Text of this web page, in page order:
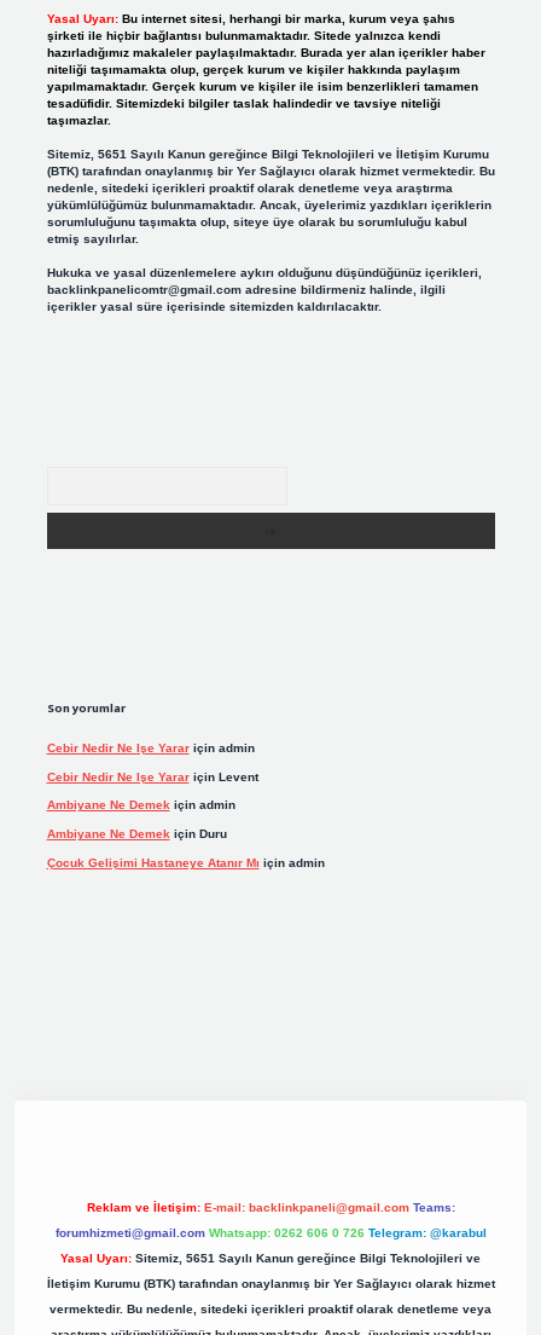
Yasal Uyarı: Bu internet sitesi, herhangi bir marka, kurum veya şahıs
şirketi ile hiçbir bağlantısı bulunmamaktadır. Sitede yalnızca kendi
hazırladığımız makaleler paylaşılmaktadır. Burada yer alan içerikler haber
niteliği taşımamakta olup, gerçek kurum ve kişiler hakkında paylaşım
yapılmamaktadır. Gerçek kurum ve kişiler ile isim benzerlikleri tamamen
tesadüfidir. Sitemizdeki bilgiler taslak halindedir ve tavsiye niteliği
taşımazlar.
Sitemiz, 5651 Sayılı Kanun gereğince Bilgi Teknolojileri ve İletişim Kurumu
(BTK) tarafından onaylanmış bir Yer Sağlayıcı olarak hizmet vermektedir. Bu
nedenle, sitedeki içerikleri proaktif olarak denetleme veya araştırma
yükümlülüğümüz bulunmamaktadır. Ancak, üyelerimiz yazdıkları içeriklerin
sorumluluğunu taşımakta olup, siteye üye olarak bu sorumluluğu kabul
etmiş sayılırlar.
Hukuka ve yasal düzenlemelere aykırı olduğunu düşündüğünüz içerikleri,
backlinkpanelicomtr@gmail.comadresine bildirmeniz halinde, ilgili
içerikler yasal süre içerisinde sitemizden kaldırılacaktır.
Son yorumlar
Cebir Nedir Ne Işe Yarariçin admin
Cebir Nedir Ne Işe Yarariçin Levent
Ambiyane Ne Demekiçin admin
Ambiyane Ne Demek için Duru
Çocuk Gelişimi Hastaneye Atanır Mı için admin
Reklam ve İletişim: E-mail: backlinkpaneli@gmail.com Teams:
forumhizmeti@gmail.com Whatsapp: 0262 606 0 726 Telegram: @karabul
Yasal Uyarı: Sitemiz, 5651 Sayılı Kanun gereğince Bilgi Teknolojileri ve
İletişim Kurumu (BTK) tarafından onaylanmış bir Yer Sağlayıcı olarak hizmet
vermektedir. Bu nedenle, sitedeki içerikleri proaktif olarak denetleme veya